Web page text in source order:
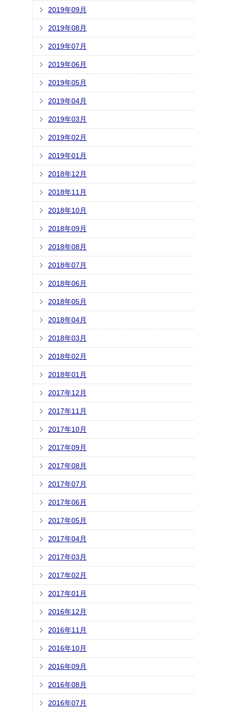
2019年09月
2019年08月
2019年07月
2019年06月
2019年05月
2019年04月
2019年03月
2019年02月
2019年01月
2018年12月
2018年11月
2018年10月
2018年09月
2018年08月
2018年07月
2018年06月
2018年05月
2018年04月
2018年03月
2018年02月
2018年01月
2017年12月
2017年11月
2017年10月
2017年09月
2017年08月
2017年07月
2017年06月
2017年05月
2017年04月
2017年03月
2017年02月
2017年01月
2016年12月
2016年11月
2016年10月
2016年09月
2016年08月
2016年07月